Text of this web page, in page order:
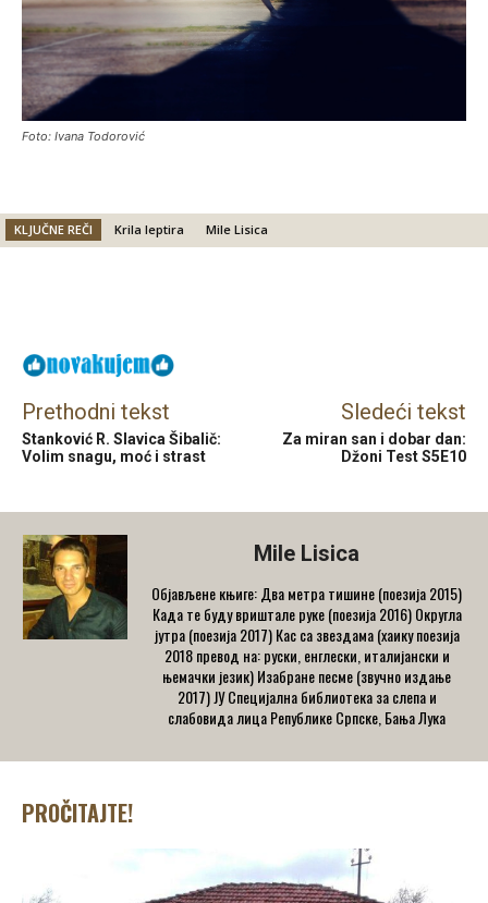
Foto: Ivana Todorović
KLJUČNE REČI Krila leptira Mile Lisica
Prethodni tekst
Stanković R. Slavica Šibalič:
Volim snagu, moć i strast
Sledeći tekst
Za miran san i dobar dan:
Džoni Test S5E10
Mile Lisica
Објављене књиге: Два метра тишине (поезија 2015)
Када те буду вриштале руке (поезија 2016) Округла
јутра (поезија 2017) Кас са звездама (хаику поезија
2018 превод на: руски, енглески, италијански и
њемачки језик) Изабране песме (звучно издање
2017) ЈУ Специјална библиотека за слепа и
слабовида лица Републике Српске, Бања Лука
PROČITAJTE!